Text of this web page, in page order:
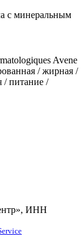
с минеральным
Avene
/ жирная /
/ питание /
ИНН